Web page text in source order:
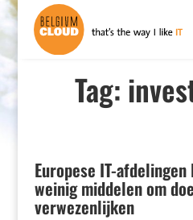
Tag:
Europese IT-
weinig middelen om
verwezenlijken